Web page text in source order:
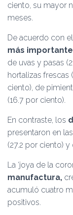
ciento, su mayor
meses.
De acuerdo con
más
de uvas y pasas
hortalizas frescas
ciento), de
(16.7 por ciento).
En contraste, los
presentaron en
(27.2 por ciento)
La ‘joya de la
manufactura,
acumuló cuatro
positivos.